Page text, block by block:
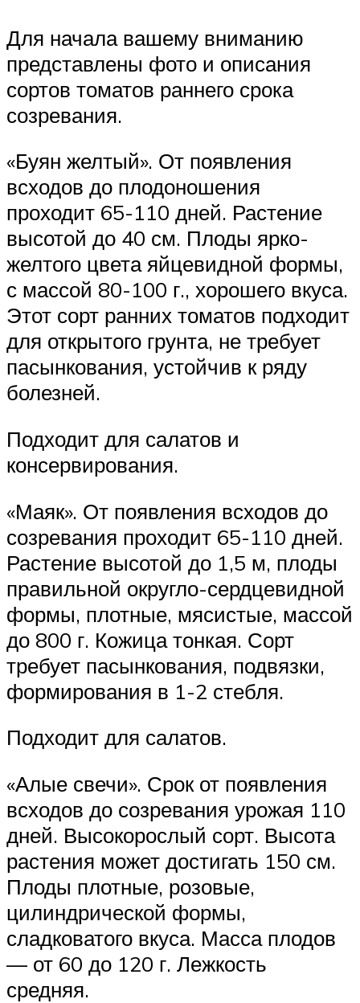
Для начала вашему вниманию
представлены фото и описания
сортов томатов раннего срока
созревания.
«Буян желтый». От появления
всходов до плодоношения
проходит 65-110 дней. Растение
высотой до 40 см. Плоды ярко-
желтого цвета яйцевидной формы,
с массой 80-100 г., хорошего вкуса.
Этот сорт ранних томатов подходит
для открытого грунта, не требует
пасынкования, устойчив к ряду
болезней.
Подходит для салатов и
консервирования.
«Маяк». От появления всходов до
созревания проходит 65-110 дней.
Растение высотой до 1,5 м, плоды
правильной округло-сердцевидной
формы, плотные, мясистые, массой
до 800 г. Кожица тонкая. Сорт
требует пасынкования, подвязки,
формирования в 1-2 стебля.
Подходит для салатов.
«Алые свечи». Срок от появления
всходов до созревания урожая 110
дней. Высокорослый сорт. Высота
растения может достигать 150 см.
Плоды плотные, розовые,
цилиндрической формы,
сладковатого вкуса. Масса плодов
— от 60 до 120 г. Лежкость
средняя.